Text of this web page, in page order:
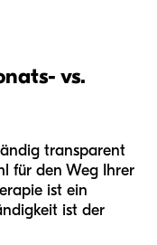
vs.
transparent
für den Weg Ihrer
ist ein
ist der